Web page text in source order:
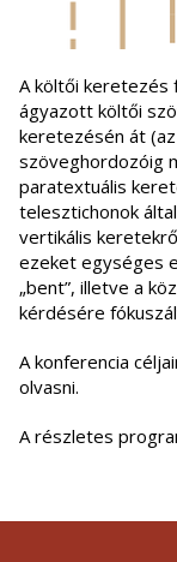
A költői keretezés
ágyazott költői
keretezésén át
szöveghordozóig
paratextuális
telesztichonok
vertikális
ezeket egységes
„bent”, illetve a
kérdésére
A konferencia
olvasni.
A részletes